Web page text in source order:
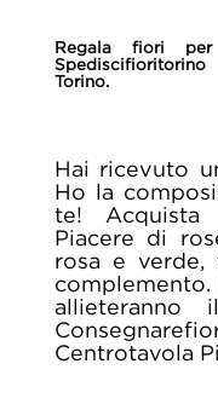
Regala fiori per
Torino.
Hai ricevuto
Ho la
te! Acquista
Piacere di
rosa e
Centrotavola